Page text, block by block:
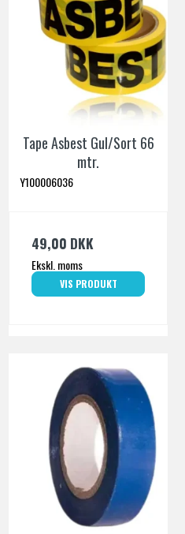
Tape Asbest Gul/Sort 66
mtr.
Y100006036
49,00 DKK
Ekskl. moms
VIS PRODUKT